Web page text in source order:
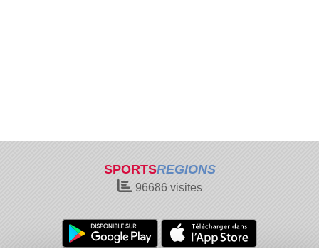
SPORTSREGIONS
96686visites